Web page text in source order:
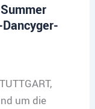
Dancyger-
um die